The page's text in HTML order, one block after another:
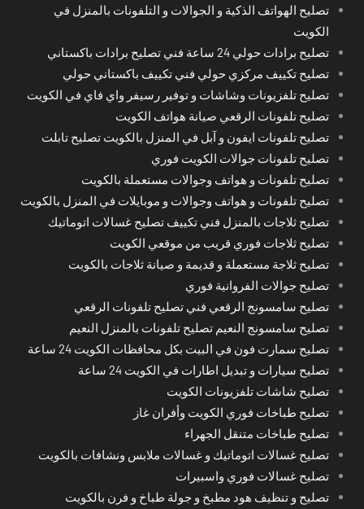
تصليح الهواتف الذكية و الجوالات و التلفونات بالمنزل في
الكويت
تصليح برادات حولي 24 ساعة فني تصليح برادات باكستاني
تصليح تكييف مركزي حولي فني تكييف باكستاني حولي
تصليح تلفزيونات وشاشات و توفير رسيفر واي فاي في الكويت
تصليح تلفونات الرقعي صيانة هواتف الكويت
تصليح تلفونات ايفون و آبل في المنزل بالكويت تصليح تابلت
تصليح تلفونات جوالات الكويت فوري
تصليح تلفونات و هواتف وجوالات مستعملة بالكويت
تصليح تلفونات و هواتف وجوالات و موبايلات في المنزل بالكويت
تصليح ثلاجات بالمنزل فني تكييف تصليح غسالات اتوماتيك
تصليح ثلاجات فوري قريب من موقعي الكويت
تصليح ثلاجة مستعملة و قديمة و صيانة ثلاجات بالكويت
تصليح جوالات الفروانية فوري
تصليح سامسونج الرقعي فني تصليح تلفونات الرقعي
تصليح سامسونج النعيم تصليح تلفونات بالمنزل النعيم
تصليح سمارت فون في البيت بكل محافظات الكويت 24 ساعة
تصليح سيارات و تبديل اطارات في الكويت 24 ساعة
تصليح شاشات تلفزيونات الكويت
تصليح طباخات فوري الكويت وأفران غاز
تصليح طباخات متنقل الجهراء
تصليح غسالات اتوماتيك و غسالات ملابس ونشافات بالكويت
تصليح غسالات فوري واسبيرات
تصليح و تنظيف هود مطبخ و جولة طباخ و فرن بالكويت